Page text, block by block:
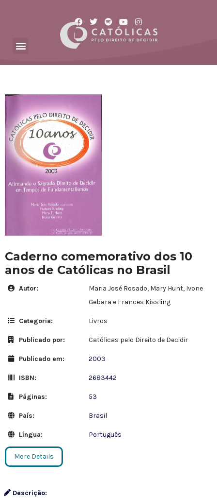
Caderno comemorativo dos 10
anos de Católicas no Brasil
Autor:
Maria José Rosado, Mary Hunt, Ivone
Gebara e Frances Kissling
Categoria: Livros
Publicado por: Católicas pelo Direito de Decidir
Publicado em: 2003
ISBN: 2683442
Páginas: 53
País: Brasil
Língua: Português
More Details
Descrição: